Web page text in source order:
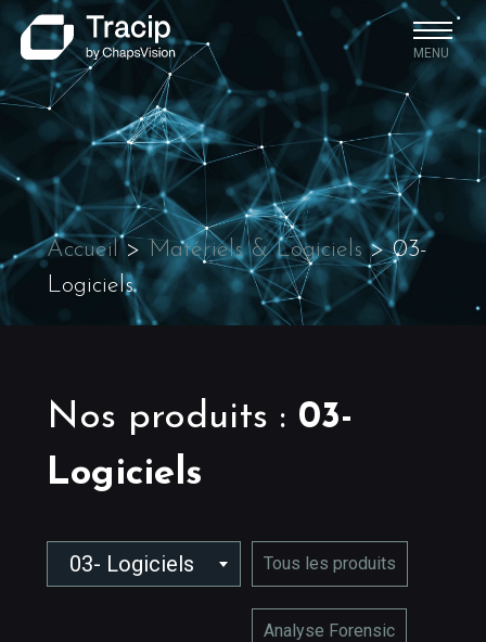
MENU
Accueil> Matériels & Logiciels>03-
Logiciels
Nos produits : 03-
Logiciels
03- Logiciels Tous les produits
Analyse Forensic